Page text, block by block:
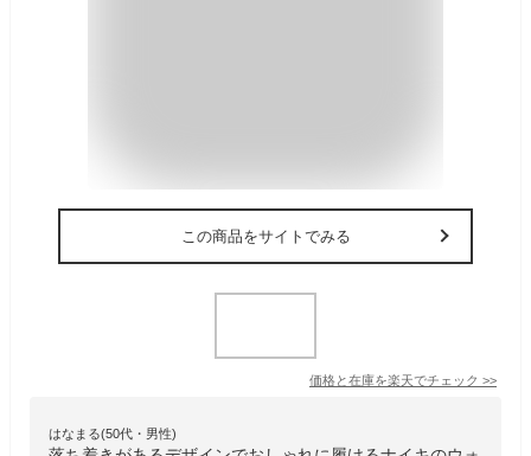
この商品をサイトでみる
価格と在庫を楽天でチェック >>
はなまる(50代・男性)